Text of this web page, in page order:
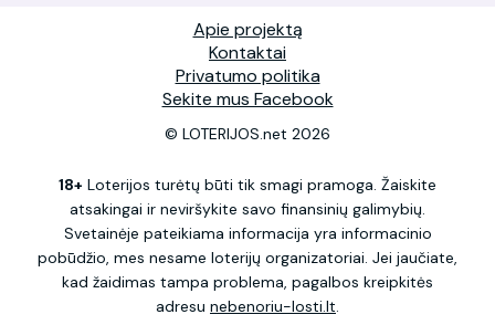
Apie projektą
Kontaktai
Privatumo politika
Sekite mus Facebook
© LOTERIJOS.net 2026
18+ Loterijos turėtų būti tik smagi pramoga. Žaiskite
atsakingai ir neviršykite savo finansinių galimybių.
Svetainėje pateikiama informacija yra informacinio
pobūdžio, mes nesame loterijų organizatoriai. Jei jaučiate,
kad žaidimas tampa problema, pagalbos kreipkitės
adresu nebenoriu-losti.lt.